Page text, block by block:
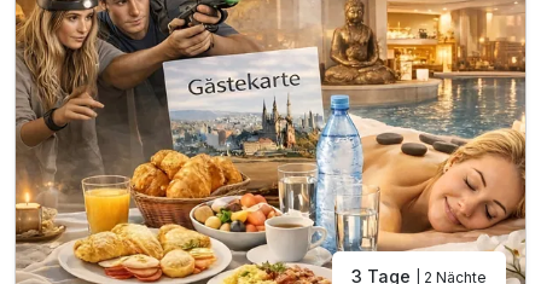
inkl. täglicher Reinigung und Endreinigung
inkl. Nutzung von Sauna & Fitnessraum
inkl. Bademantel
inkl. Nutzung WLAN (Glasfasernetz)
inkl. Parkplatz
inkl. Bettwäsche und Handtücher
inkl. aller Verbrauchs- und Energiekosten
3 Tage | 2 Nächte